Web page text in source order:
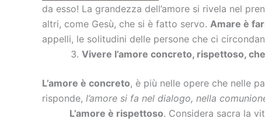
da esso! La grandezza dell’amore si rivela nel
altri, come Gesù, che si è fatto servo. Amare è
appelli, le solitudini delle persone che ci
Vivere l’amore concreto, rispettoso,
L’amore è concreto, è più nelle opere che nelle
risponde, l’amore si fa nel dialogo, nella
L’amore è rispettoso. Considera sacra la